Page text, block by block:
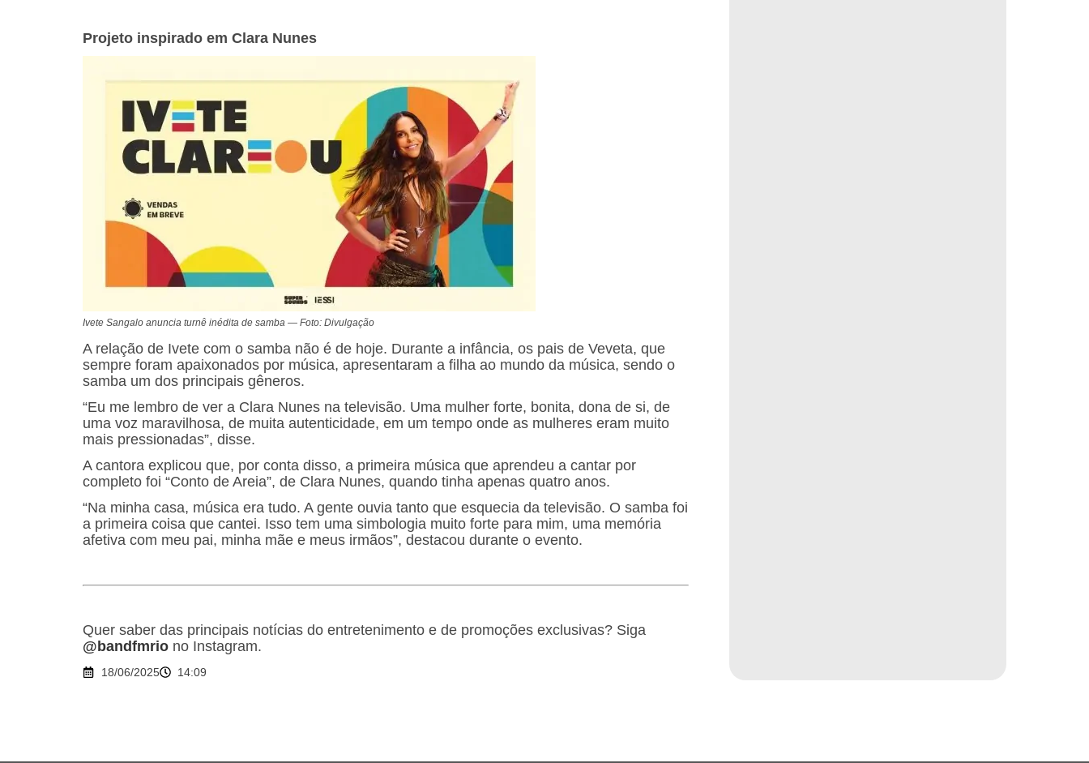
Projeto inspirado em Clara Nunes
Ivete Sangalo anuncia turnê inédita de samba — Foto: Divulgação
A relação de Ivete com o samba não é de hoje. Durante a infância, os pais de Veveta, que
sempre foram apaixonados por música, apresentaram a filha ao mundo da música, sendo o
samba um dos principais gêneros.
“Eu me lembro de ver a Clara Nunes na televisão. Uma mulher forte, bonita, dona de si, de
uma voz maravilhosa, de muita autenticidade, em um tempo onde as mulheres eram muito
mais pressionadas”, disse.
A cantora explicou que, por conta disso, a primeira música que aprendeu a cantar por
completo foi “Conto de Areia”, de Clara Nunes, quando tinha apenas quatro anos.
“Na minha casa, música era tudo. A gente ouvia tanto que esquecia da televisão. O samba foi
a primeira coisa que cantei. Isso tem uma simbologia muito forte para mim, uma memória
afetiva com meu pai, minha mãe e meus irmãos”, destacou durante o evento.
Quer saber das principais notícias do entretenimento e de promoções exclusivas? Siga
@bandfmrio no Instagram.
18/06/2025 14:09